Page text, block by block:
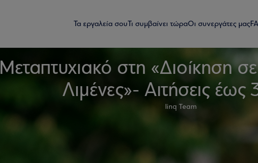
Τα εργαλεία σουΤι συμβαίνει τώραΟι συνεργάτες μας
Μεταπτυχιακό στη «Διοίκηση
Λιμένες»- Αιτήσεις έως
linq Team